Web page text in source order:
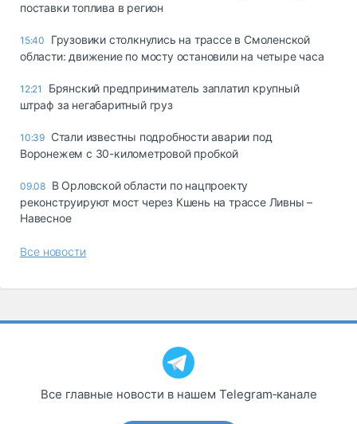
поставки топлива в регион
15:40
Грузовики столкнулись на трассе в Смоленской
области: движение по мосту остановили на четыре часа
12:21
Брянский предприниматель заплатил крупный
штраф за негабаритный груз
10:39 Стали известны подробности аварии под
Воронежем с 30-километровой пробкой
09.08 В Орловской области по нацпроекту
реконструируют мост через Кшень на трассе Ливны –
Навесное
Все новости
Все главные новости в нашем Telegram‑канале